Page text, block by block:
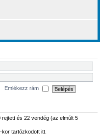
Emlékezz rám
és 22 vendég (az elmúlt 5
tartózkodott itt.